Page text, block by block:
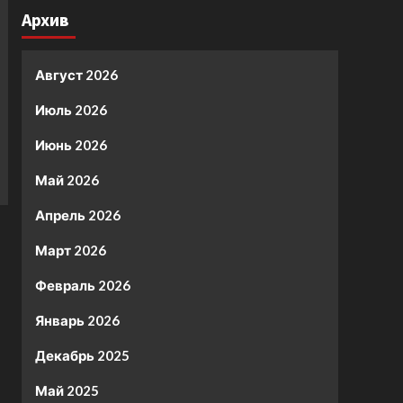
Архив
Август 2026
Июль 2026
Июнь 2026
Май 2026
Апрель 2026
Март 2026
Февраль 2026
Январь 2026
Декабрь 2025
Май 2025